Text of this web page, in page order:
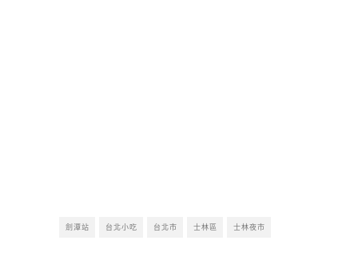
劍潭站 台北小吃 台北市 士林區 士林夜市